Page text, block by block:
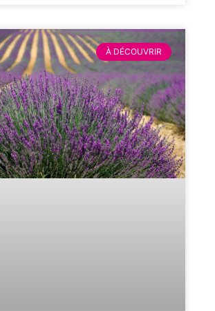
À DÉCOUVRIR